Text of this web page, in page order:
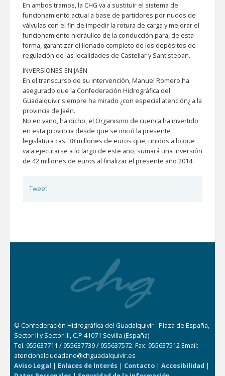
En ambos tramos, la CHG va a sustituir el sistema de
funcionamiento actual a base de partidores por nudos de
válvulas con el fin de impedir la rotura de carga y mejorar el
funcionamiento hidráulico de la conducción para, de esta
forma, garantizar el llenado completo de los depósitos de
regulación de las localidades de Castellar y Santisteban.
INVERSIONES EN JAÉN
En el transcurso de su intervención, Manuel Romero ha
asegurado que la Confederación Hidrográfica del
Guadalquivir siempre ha mirado ¿con especial atención¿ a la
provincia de Jaén.
No en vano, ha dicho, el Organismo de cuenca ha invertido
en esta provincia desde que se inició la presente
legislatura casi 38 millones de euros que, unidos a lo que
va a ejecutarse a lo largo de este año, sumará una inversión
de 42 millones de euros al finalizar el presente año 2014.
Tweet
© Confederación Hidrográfica del Guadalquivir - Plaza de España,
Sector II y Sector III, C.P 41071 Sevilla (España)
Tel. 955637711 / 955637739 / 955637572. Fax: 955637512 Email:
atencionalciudadano@chguadalquivir.es
Aviso Legal | Enlaces de Interés | Contacto |Accesibilidad |